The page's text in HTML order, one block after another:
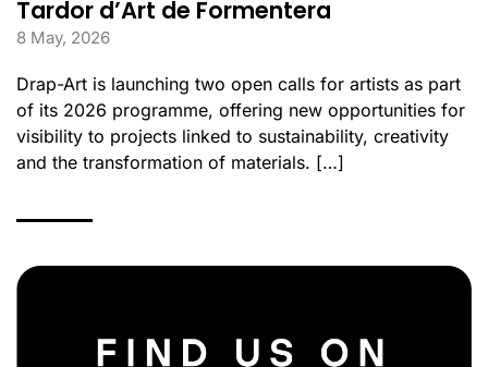
Tardor d’Art de Formentera
8 May, 2026
Drap-Art is launching two open calls for artists as part
of its 2026 programme, offering new opportunities for
visibility to projects linked to sustainability, creativity
and the transformation of materials. […]